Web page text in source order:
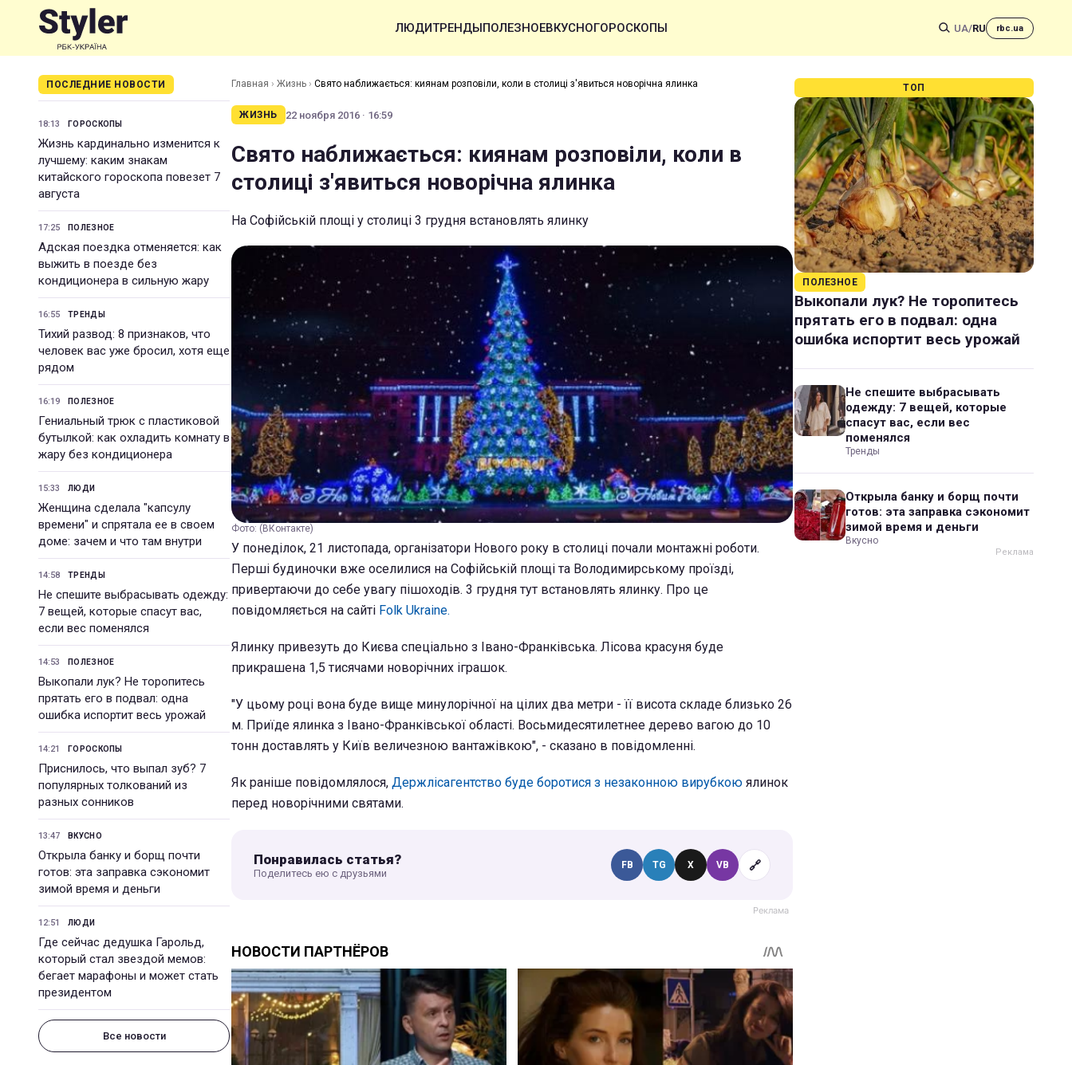
ЛЮДИТРЕНДЫПОЛЕЗНОЕВКУСНОГОРОСКОПЫ UA/RU rbc.ua
ПОСЛЕДНИЕ НОВОСТИ
18:13 ГОРОСКОПЫ
Жизнь кардинально изменится к
лучшему: каким знакам
китайского гороскопа повезет 7
августа
17:25 ПОЛЕЗНОЕ
Адская поездка отменяется: как
выжить в поезде без
кондиционера в сильную жару
16:55 ТРЕНДЫ
Тихий развод: 8 признаков, что
человек вас уже бросил, хотя еще
рядом
16:19 ПОЛЕЗНОЕ
Гениальный трюк с пластиковой
бутылкой: как охладить комнату в
жару без кондиционера
15:33 ЛЮДИ
Женщина сделала "капсулу
времени" и спрятала ее в своем
доме: зачем и что там внутри
14:58 ТРЕНДЫ
Не спешите выбрасывать одежду:
7 вещей, которые спасут вас,
если вес поменялся
14:53 ПОЛЕЗНОЕ
Выкопали лук? Не торопитесь
прятать его в подвал: одна
ошибка испортит весь урожай
14:21 ГОРОСКОПЫ
Приснилось, что выпал зуб? 7
популярных толкований из
разных сонников
13:47 ВКУСНО
Открыла банку и борщ почти
готов: эта заправка сэкономит
зимой время и деньги
12:51 ЛЮДИ
Где сейчас дедушка Гарольд,
который стал звездой мемов:
бегает марафоны и может стать
президентом
Все новости
Главная › Жизнь › Свято наближається: киянам розповіли, коли в столиці з'явиться новорічна ялинка
ЖИЗНЬ 22 ноября 2016 · 16:59
Свято наближається: киянам розповіли, коли в
столиці з'явиться новорічна ялинка
На Софійській площі у столиці 3 грудня встановлять ялинку
Фото: (ВКонтакте)
У понеділок, 21 листопада, організатори Нового року в столиці почали монтажні роботи.
Перші будиночки вже оселилися на Софійській площі та Володимирському проїзді,
привертаючи до себе увагу пішоходів. 3 грудня тут встановлять ялинку. Про це
повідомляється на сайті Folk Ukraine.
Ялинку привезуть до Києва спеціально з Івано-Франківська. Лісова красуня буде
прикрашена 1,5 тисячами новорічних іграшок.
"У цьому році вона буде вище минулорічної на цілих два метри - її висота складе близько 26
м. Приїде ялинка з Івано-Франківської області. Восьмидесятилетнее дерево вагою до 10
тонн доставлять у Київ величезною вантажівкою", - сказано в повідомленні.
Як раніше повідомлялося, Держлісагентство буде боротися з незаконною вирубкою ялинок
перед новорічними святами.
Понравилась статья?
Поделитесь ею с друзьями
FB TG X VB 🔗
ТОП
ПОЛЕЗНОЕ
Выкопали лук? Не торопитесь
прятать его в подвал: одна
ошибка испортит весь урожай
Не спешите выбрасывать
одежду: 7 вещей, которые
спасут вас, если вес
поменялся
Тренды
Открыла банку и борщ почти
готов: эта заправка сэкономит
зимой время и деньги
Вкусно